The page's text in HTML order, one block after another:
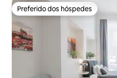
Preferido dos hóspedes
Preferido dos hóspedes